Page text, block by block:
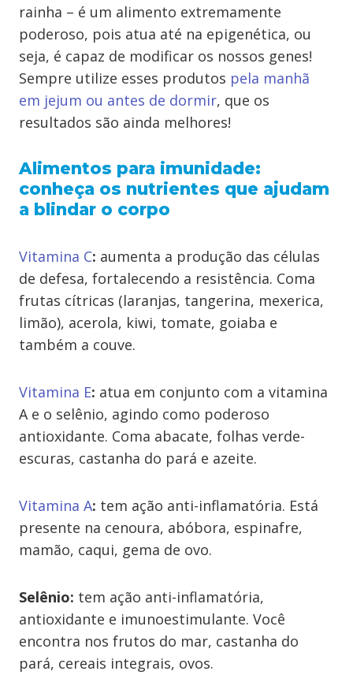
rainha – é um alimento extremamente
poderoso, pois atua até na epigenética, ou
seja, é capaz de modificar os nossos genes!
Sempre utilize esses produtos pela manhã
em jejum ou antes de dormir, que os
resultados são ainda melhores!
Alimentos para imunidade:
conheça os nutrientes que ajudam
a blindar o corpo
Vitamina C: aumenta a produção das células
de defesa, fortalecendo a resistência. Coma
frutas cítricas (laranjas, tangerina, mexerica,
limão), acerola, kiwi, tomate, goiaba e
também a couve.
Vitamina E: atua em conjunto com a vitamina
A e o selênio, agindo como poderoso
antioxidante. Coma abacate, folhas verde-
escuras, castanha do pará e azeite.
Vitamina A: tem ação anti-inflamatória. Está
presente na cenoura, abóbora, espinafre,
mamão, caqui, gema de ovo.
Selênio: tem ação anti-inflamatória,
antioxidante e imunoestimulante. Você
encontra nos frutos do mar, castanha do
pará, cereais integrais, ovos.